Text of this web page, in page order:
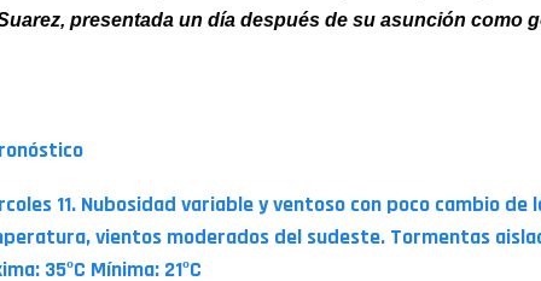
presentada un día después de su asunción como
11. Nubosidad variable y ventoso con poco cambio de
vientos moderados del sudeste. Tormentas
35ºC Mínima: 21ºC